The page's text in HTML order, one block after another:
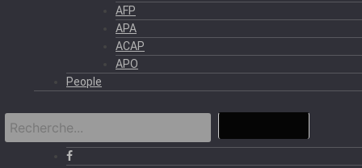
AFP
APA
ACAP
APO
People